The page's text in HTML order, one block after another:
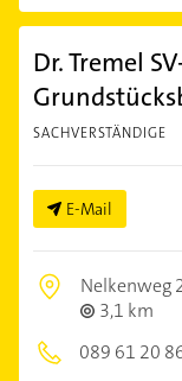
Dr. Tremel
SACHVERSTÄNDIGE
E-Mail
Nelkenweg
3,1 km
089 61 20